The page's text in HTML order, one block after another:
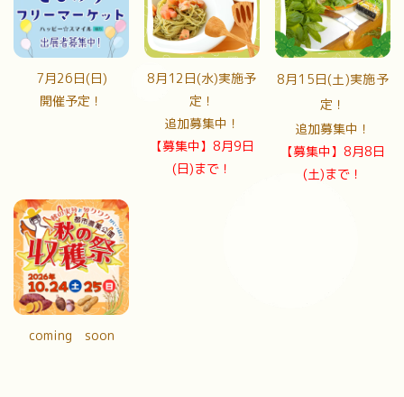
7月26日(日)
開催予定！
8月12日(水)実施予
定！
追加募集中！
【募集中】8月9日
(日)まで！
8月15日(土)実施予
定！
追加募集中！
【募集中】8月8日
(土)まで！
coming soon